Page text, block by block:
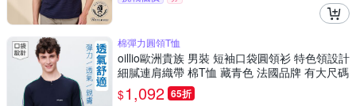
棉彈力圓領T恤
oillio歐洲貴族 男裝 短袖口袋圓領衫 特色領設計
細膩連肩織帶 棉T恤 藏青色 法國品牌 有大尺碼
$1,092 65折